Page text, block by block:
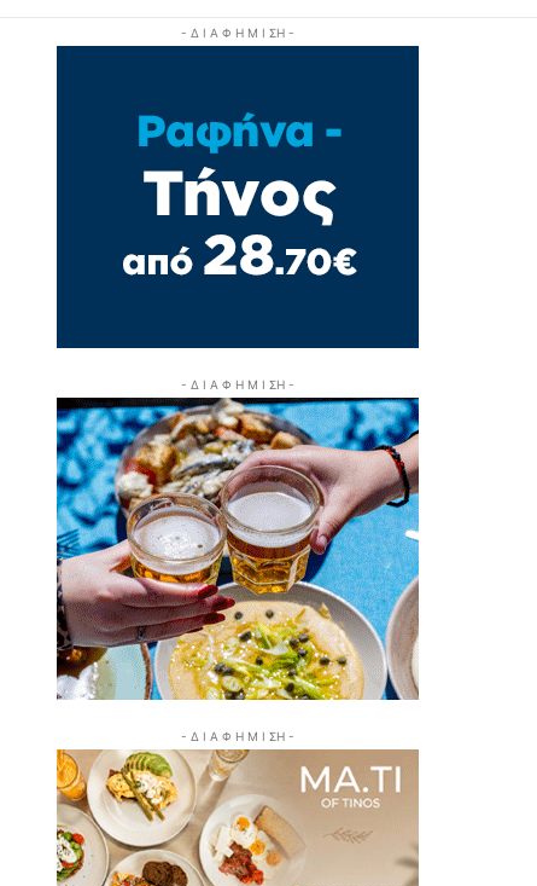
- Δ Ι Α Φ Η Μ Ι ΣΗ -
- Δ Ι Α Φ Η Μ Ι ΣΗ -
- Δ Ι Α Φ Η Μ Ι ΣΗ -